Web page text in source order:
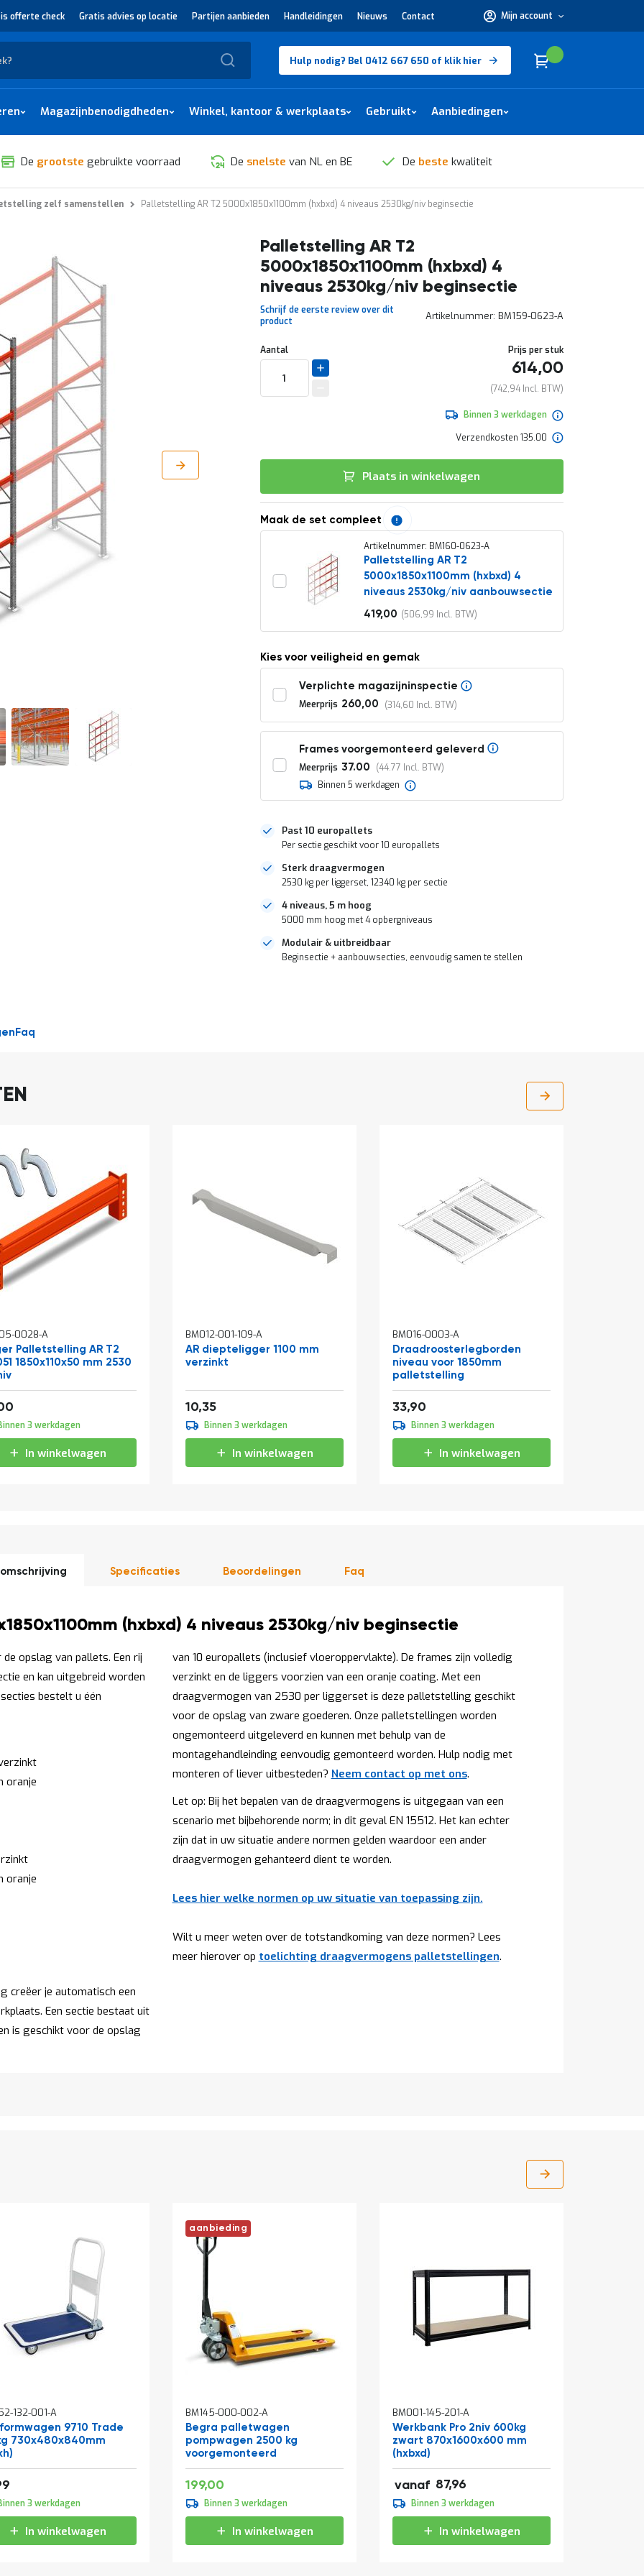
offerte check Gratis advies op locatie Partijen aanbieden Handleidingen Nieuws Contact Mijn account
nodig?
Hulp nodig? Bel 0412 667 650 of klik hier Winkelwagen
Cart
Magazijnbenodigdheden Winkel, kantoor & werkplaats Gebruikt Aanbiedingen
De grootste gebruikte voorraad De snelste van NL en BE De beste kwaliteit
zelf samenstellen Palletstelling AR T2 5000x1850x1100mm (hxbxd) 4 niveaus 2530kg/niv beginsectie
Palletstelling AR T2
5000x1850x1100mm (hxbxd) 4
niveaus 2530kg/niv beginsectie
Schrijf de eerste review over dit
product
Artikelnummer BM159-0623-A
Uw
aanpassing
DIRECT
LEVERBAAR
Aantal Prijs per stuk
614,00
742,94
Binnen 3 werkdagen
Verzendkosten 135.00
Plaats in winkelwagen
Maak de set compleet
Artikelnummer: BM160-0623-A
Palletstelling AR T2
5000x1850x1100mm (hxbxd) 4
niveaus 2530kg/niv aanbouwsectie
Vanaf
419,00 506,99
Kies voor veiligheid en gemak
Verplichte magazijninspectie
Meerprijs 260,00 314,60
Frames voorgemonteerd geleverd
Meerprijs 37.00
44.77
Binnen 5 werkdagen
Past 10 europallets
Per sectie geschikt voor 10 europallets
Sterk draagvermogen
2530 kg per liggerset, 12340 kg per sectie
4 niveaus, 5 m hoog
5000 mm hoog met 4 opbergniveaus
Modulair & uitbreidbaar
Beginsectie + aanbouwsecties, eenvoudig samen te stellen
Faq
0028-A
Palletstelling AR T2
1850x110x50 mm 2530
3 werkdagen
In winkelwagen
BM012-001-109-A
AR diepteligger 1100 mm
verzinkt
10,35
Binnen 3 werkdagen
In winkelwagen
BM016-0003-A
Draadroosterlegborden
niveau voor 1850mm
palletstelling
Vanaf
33,90
Binnen 3 werkdagen
In winkelwagen
(hxbxd) 4 niveaus 2530kg/niv beginsectie
opslag van pallets. Een rij
en kan uitgebreid worden
bestelt u één
oranje
oranje
creëer je automatisch een
Een sectie bestaat uit
is geschikt voor de opslag
van 10 europallets (inclusief vloeroppervlakte). De frames zijn volledig
verzinkt en de liggers voorzien van een oranje coating. Met een
draagvermogen van 2530 per liggerset is deze palletstelling geschikt
voor de opslag van zware goederen. Onze palletstellingen worden
ongemonteerd uitgeleverd en kunnen met behulp van de
montagehandleinding eenvoudig gemonteerd worden. Hulp nodig met
monteren of liever uitbesteden? Neem contact op met ons.
Let op: Bij het bepalen van de draagvermogens is uitgegaan van een
scenario met bijbehorende norm; in dit geval EN 15512. Het kan echter
zijn dat in uw situatie andere normen gelden waardoor een ander
draagvermogen gehanteerd dient te worden.
Lees hier welke normen op uw situatie van toepassing zijn.
Wilt u meer weten over de totstandkoming van deze normen? Lees
meer hierover op toelichting draagvermogens palletstellingen.
Specificaties Beoordelingen Faq
132-001-A
9710 Trade
730x480x840mm
3 werkdagen
In winkelwagen
aanbieding
BM145-000-002-A
Begra palletwagen
pompwagen 2500 kg
voorgemonteerd
Speciale
prijs
199,00
winkelwagen
Binnen 3 werkdagen
In winkelwagen
BM001-145-201-A
Werkbank Pro 2niv 600kg
zwart 870x1600x600 mm
(hxbxd)
vanaf 87,96
106,43
109,95
133,04
winkelwagen
Binnen 3 werkdagen
In winkelwagen